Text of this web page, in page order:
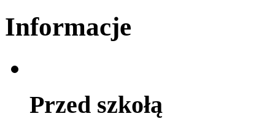
Informacje
Przed szkołą